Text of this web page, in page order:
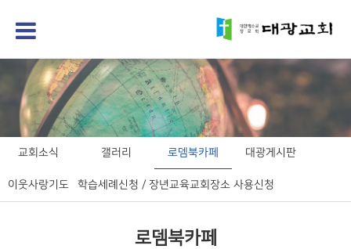
교회소식 갤러리 로뎀북카페 대광게시판
이웃사랑기도 학습세례신청 / 장년교육교회장소 사용신청
로뎀북카페